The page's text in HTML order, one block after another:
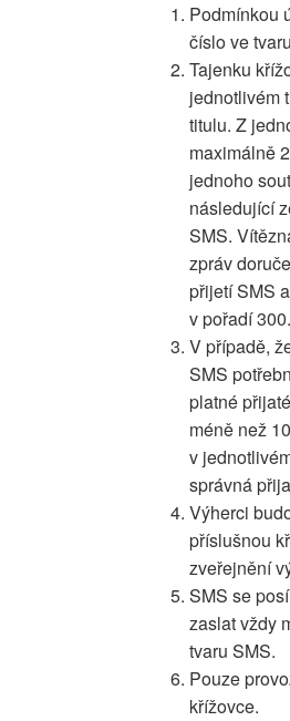
Podmínkou
číslo ve
Tajenku
jednotlivém
titulu. Z
maximálně
jednoho
následující
SMS.
zpráv
přijetí SMS
v pořadí
V případě,
SMS
platné
méně než
v
správná
Výherci
příslušnou
zveřejnění
SMS se
zaslat vždy
tvaru SMS.
Pouze
křížovce.